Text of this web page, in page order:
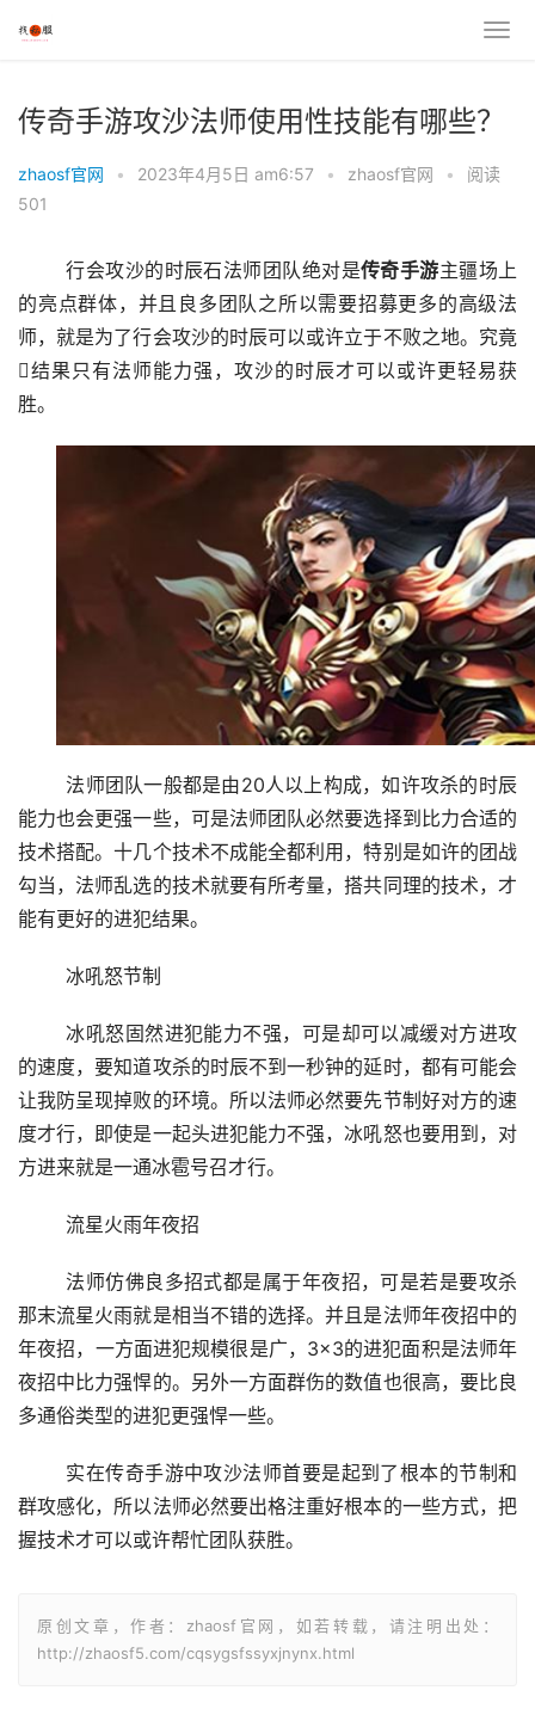
传奇手游攻沙法师使用性技能有哪些？
zhaosf官网 • 2023年4月5日 am6:57 • zhaosf官网 •
阅读
501
	行会攻沙的时辰石法师团队绝对是
传奇手游主疆场上
的亮点群体，并且良多团队之所以需要招募更多的高级法
师，就是为了行会攻沙的时辰可以或许立于不败之地。究竟
结果只有法师能力强，攻沙的时辰才可以或许更轻易获
胜。
能力也会更强一些，可是法师团队必然要选择到比力合适的
技术搭配。十几个技术不成能全都利用，特别是如许的团战
勾当，法师乱选的技术就要有所考量，搭共同理的技术，才
能有更好的进犯结果。
	冰吼怒节制
	冰吼怒固然进犯能力不强，可是却可以减缓对方进攻
的速度，要知道攻杀的时辰不到一秒钟的延时，都有可能会
让我防呈现掉败的环境。所以法师必然要先节制好对方的速
度才行，即使是一起头进犯能力不强，冰吼怒也要用到，对
方进来就是一通冰雹号召才行。
	流星火雨年夜招
那末流星火雨就是相当不错的选择。并且是法师年夜招中的
年夜招，一方面进犯规模很是广，3×3的进犯面积是法师年
夜招中比力强悍的。另外一方面群伤的数值也很高，要比良
多通俗类型的进犯更强悍一些。
群攻感化，所以法师必然要出格注重好根本的一些方式，把
握技术才可以或许帮忙团队获胜。
原创文章，作者：zhaosf官网，如若转载，请注明出处：
http://zhaosf5.com/cqsygsfssyxjnynx.html